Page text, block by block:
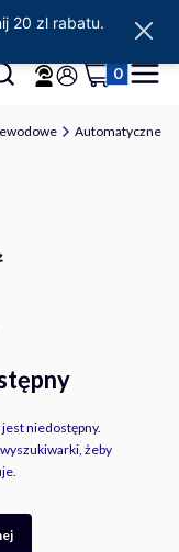
wyszukiwarkę
Zaloguj się
Produkty w
KoszykMenu
Automatyczne
niedostępny.
żeby
20 zl rabatu.